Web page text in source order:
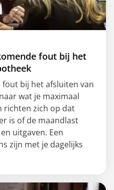
fout bij het
bij het afsluiten van
wat je maximaal
richten zich op dat
is of de maandlast
uitgaven. Een
zijn met je dagelijks